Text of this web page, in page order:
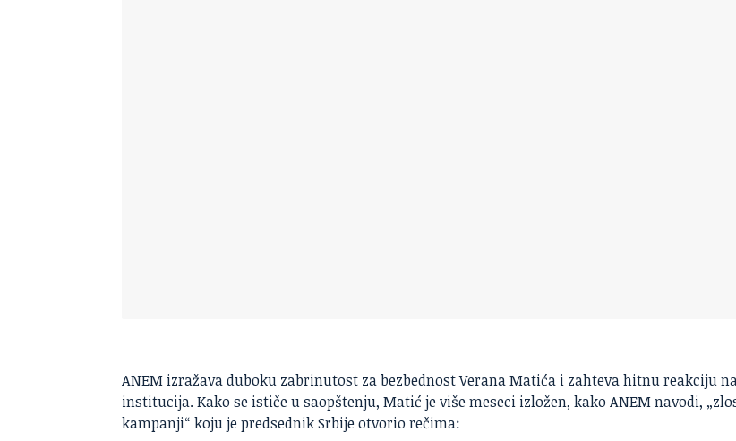
ANEM izražava duboku zabrinutost za bezbednost Verana Matića i zahteva hitnu reakciju
institucija. Kako se ističe u saopštenju, Matić je više meseci izložen, kako ANEM navodi,
kampanji“ koju je predsednik Srbije otvorio rečima: